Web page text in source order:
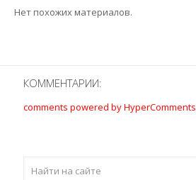
Нет похожих материалов.
КОММЕНТАРИИ:
comments powered by HyperComments